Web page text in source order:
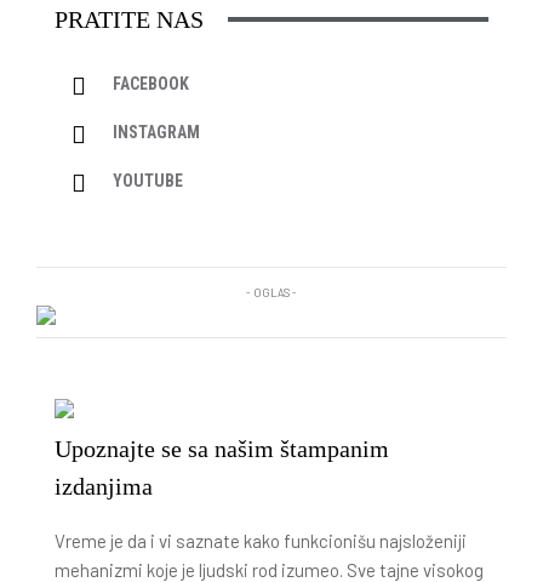
PRATITE NAS
FACEBOOK
INSTAGRAM
YOUTUBE
- OGLAS -
Upoznajte se sa našim štampanim
izdanjima
Vreme je da i vi saznate kako funkcionišu najsloženiji
mehanizmi koje je ljudski rod izumeo. Sve tajne visokog